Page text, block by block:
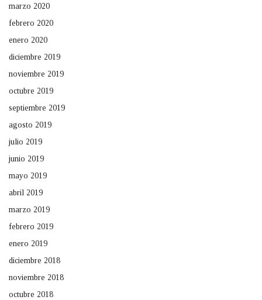
marzo 2020
febrero 2020
enero 2020
diciembre 2019
noviembre 2019
octubre 2019
septiembre 2019
agosto 2019
julio 2019
junio 2019
mayo 2019
abril 2019
marzo 2019
febrero 2019
enero 2019
diciembre 2018
noviembre 2018
octubre 2018